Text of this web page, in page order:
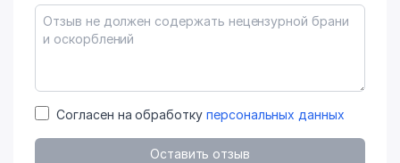
Согласен на обработку персональных данных
Оставить отзыв